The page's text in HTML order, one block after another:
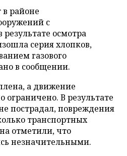
районе
с
осмотра
серия хлопков,
газового
в сообщении.
а движение
ограничено. В результате
пострадал, повреждения
транспортных
отметили, что
незначительными.